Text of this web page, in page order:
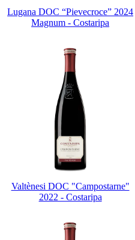
Lugana DOC “Pievecroce” 2024
Magnum - Costaripa
Valtènesi DOC "Campostarne"
2022 - Costaripa